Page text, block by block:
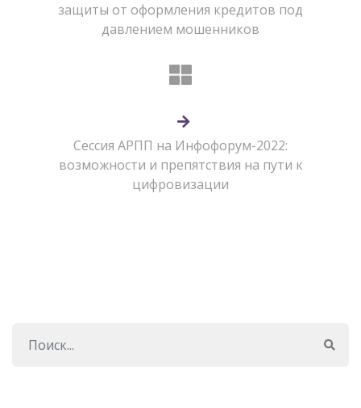
защиты от оформления кредитов под
давлением мошенников
Сессия АРПП на Инфофорум-2022:
возможности и препятствия на пути к
цифровизации